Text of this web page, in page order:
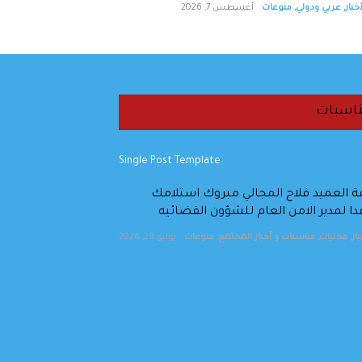
, عربي ودولي, منوعات أغسطس 7, 2026
العميد فلاح المجالي مبروك استلامك
لمدير الامن العام للشؤون القضائيه
, محليات, مناسبات و أخبار المجتمع, منوعات يوليو 28, 2026